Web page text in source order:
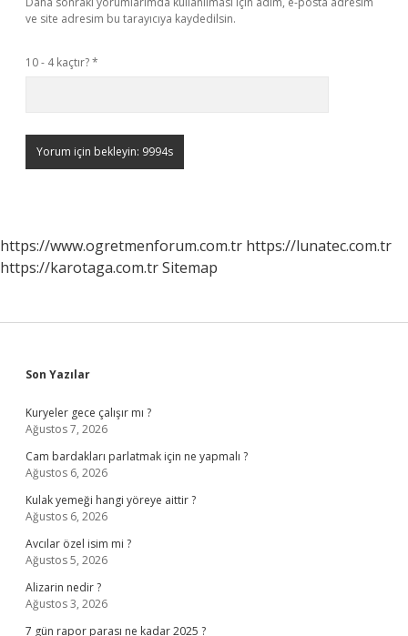
ve site adresim bu tarayıcıya kaydedilsin.
10 - 4 kaçtır?*
https://www.ogretmenforum.com.tr https://lunatec.com.tr
https://karotaga.com.trSitemap
Sidebar
Son Yazılar
Kuryeler gece çalışır mı ?
Ağustos 7, 2026
Cam bardakları parlatmak için ne yapmalı ?
Ağustos 6, 2026
Kulak yemeği hangi yöreye aittir ?
Ağustos 6, 2026
Avcılar özel isim mi ?
Ağustos 5, 2026
Alizarin nedir ?
Ağustos 3, 2026
7 gün rapor parası ne kadar 2025 ?